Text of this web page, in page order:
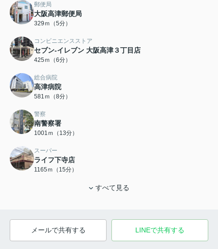
郵便局
大阪高津郵便局
329ｍ（5分）
コンビニエンスストア
セブン-イレブン 大阪高津３丁目店
425ｍ（6分）
総合病院
高津病院
581ｍ（8分）
警察
南警察署
1001ｍ（13分）
スーパー
ライフ下寺店
1165ｍ（15分）
すべて見る
メールで共有する LINEで共有する